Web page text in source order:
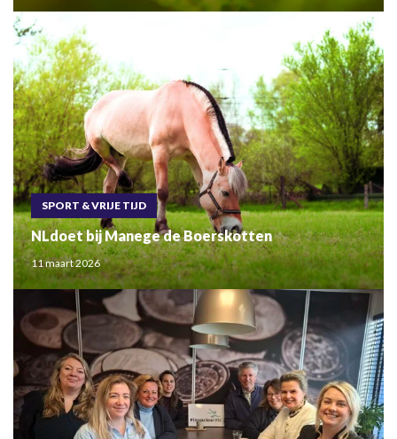
SPORT & VRIJE TIJD
NLdoet bij Manege de Boerskotten
11 maart 2026